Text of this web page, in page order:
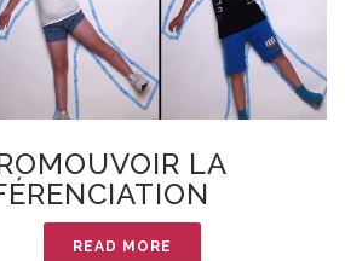
LA
READ MORE